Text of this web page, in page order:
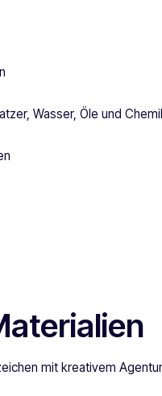
Wasser, Öle und